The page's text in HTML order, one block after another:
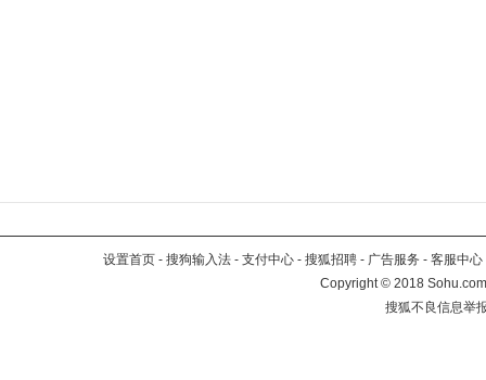
设置首页 - 搜狗输入法 - 支付中心 - 搜狐招聘 - 广告服务 - 客服中心
Copyright©2018
搜狐不良信息举